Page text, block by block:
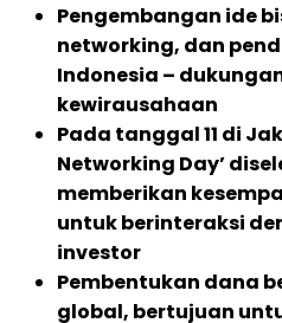
Pengembangan ide
networking, dan
Indonesia –
kewirausahaan
Pada tanggal 11 di
Networking Day’
memberikan
untuk berinteraksi
investor
Pembentukan dana
global, bertujuan